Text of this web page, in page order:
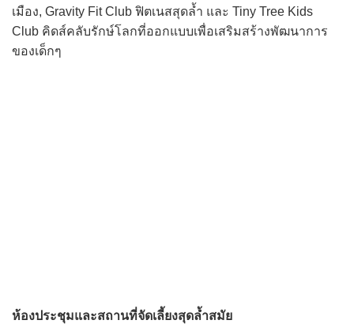
เมือง, Gravity Fit Club ฟิตเนสสุดล้ำ และ Tiny Tree Kids
Club คิดส์คลับรักษ์โลกที่ออกแบบเพื่อเสริมสร้างพัฒนาการ
ของเด็กๆ
ห้องประชุมและสถานที่จัดเลี้ยงสุดล้ำสมัย